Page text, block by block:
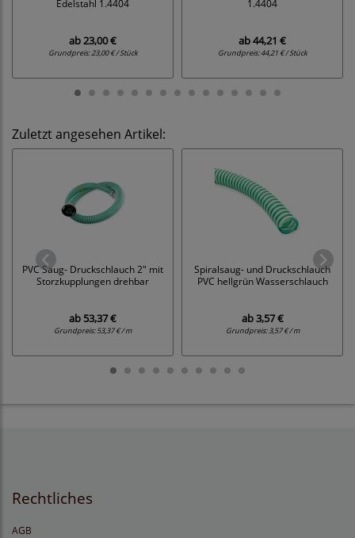
Edelstahl 1.4404
ab23,00 €
Grundpreis:23,00 € / Stück
1.4404
ab44,21 €
Grundpreis:44,21 € / Stück
Zuletzt angesehen Artikel:
PVC Saug- Druckschlauch 2" mit
Storzkupplungen drehbar
ab 53,37 €
Grundpreis:53,37 € / m
Spiralsaug- und Druckschlauch
PVC hellgrün Wasserschlauch
ab3,57 €
Grundpreis:3,57 € / m
Rechtliches
AGB